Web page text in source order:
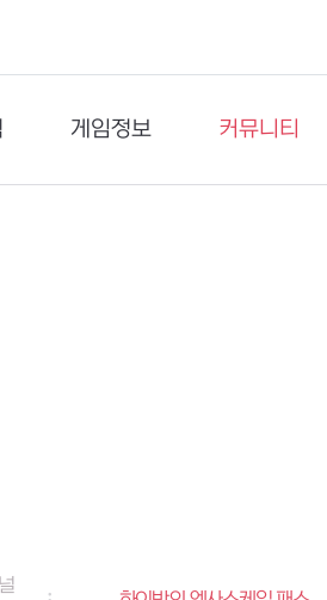
게임정보
세계관
커뮤니티
이슈게시판